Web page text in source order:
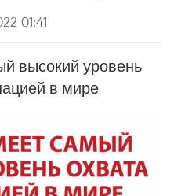
01:41
высокий уровень
в мире